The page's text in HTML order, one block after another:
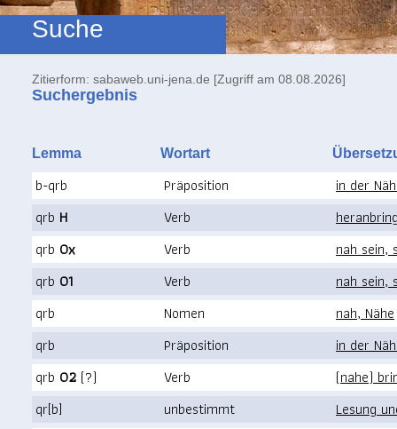
Suche
Zitierform: sabaweb.uni-jena.de [Zugriff am 08.08.2026]
Suchergebnis
Lemma Wortart
b-qrb Präposition
in der
qrb H Verb
qrb 0x Verb
nah sein,
qrb 01 Verb
nah sein,
qrb
Nomen
nah, Nähe
qrb
Präposition
in der
qrb 02 (?) Verb
(nahe)
qr[b]
unbestimmt
Lesung